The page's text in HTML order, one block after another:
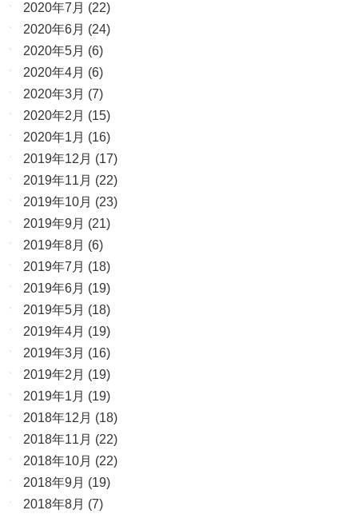
2020年7月 (22)
2020年6月 (24)
2020年5月 (6)
2020年4月 (6)
2020年3月 (7)
2020年2月 (15)
2020年1月 (16)
2019年12月 (17)
2019年11月 (22)
2019年10月 (23)
2019年9月 (21)
2019年8月 (6)
2019年7月 (18)
2019年6月 (19)
2019年5月 (18)
2019年4月 (19)
2019年3月 (16)
2019年2月 (19)
2019年1月 (19)
2018年12月 (18)
2018年11月 (22)
2018年10月 (22)
2018年9月 (19)
2018年8月 (7)